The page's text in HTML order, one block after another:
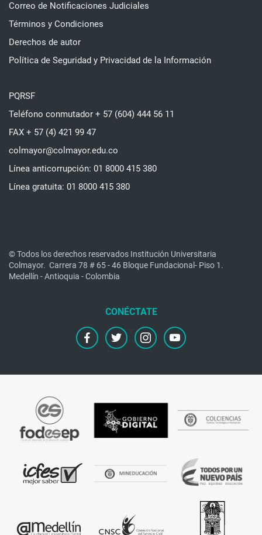
Correo de Notificaciones Judiciales
Términos y Condiciones
Derechos de autor
Política de Seguridad y Privacidad de la Información
PQRSF
Teléfono conmutador + 57 (604) 444 56 11
FAX + 57 (4) 421 99 47
colmayor@colmayor.edu.co
Línea anticorrupción: 01 8000 415 380
Línea gratuita: 01 8000 415 380
© Todos los derechos reservados Institución Universitaria
Colmayor. Carrera 78 # 65 - 46 Bloque Fundacional- Piso 1.
Medellín - Antioquia - Colombia